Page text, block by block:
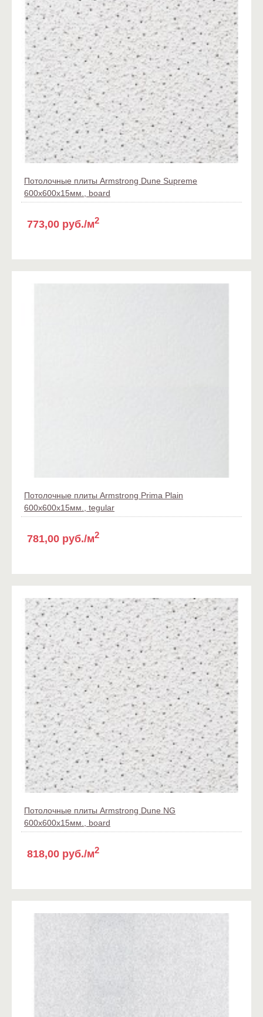
Потолочные плиты Armstrong Dune Supreme
600x600x15мм., board
773,00 руб./м2
Потолочные плиты Armstrong Prima Plain
600x600x15мм., tegular
781,00 руб./м2
Потолочные плиты Armstrong Dune NG
600x600x15мм., board
818,00 руб./м2